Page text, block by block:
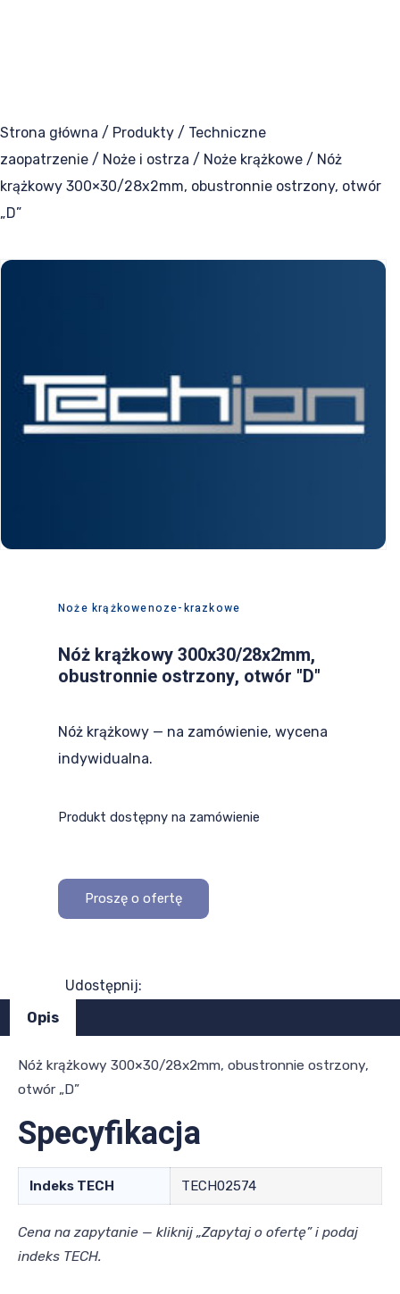
Uszczelki zgrzewające
PL EN DE
Strona główna / Produkty / Techniczne
zaopatrzenie / Noże i ostrza / Noże krążkowe / Nóż
krążkowy 300×30/28x2mm, obustronnie ostrzony, otwór
„D”
Noże krążkowenoze-krazkowe
Nóż krążkowy 300x30/28x2mm,
obustronnie ostrzony, otwór "D"
Nóż krążkowy — na zamówienie, wycena
indywidualna.
Produkt dostępny na zamówienie
Proszę o ofertę
Udostępnij:
Opis
Nóż krążkowy 300×30/28x2mm, obustronnie ostrzony,
otwór „D”
Specyfikacja
Indeks TECH TECH02574
Cena na zapytanie — kliknij „Zapytaj o ofertę” i podaj
indeks TECH.